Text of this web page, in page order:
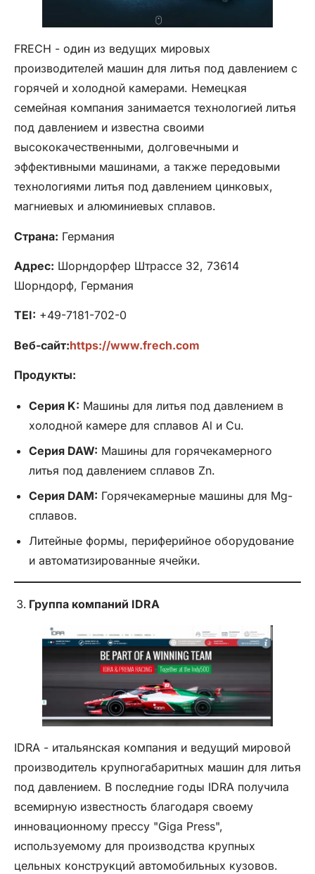
FRECH - один из ведущих мировых
производителей машин для литья под давлением с
горячей и холодной камерами. Немецкая
семейная компания занимается технологией литья
под давлением и известна своими
высококачественными, долговечными и
эффективными машинами, а также передовыми
технологиями литья под давлением цинковых,
магниевых и алюминиевых сплавов.
Страна: Германия
Адрес: Шорндорфер Штрассе 32, 73614
Шорндорф, Германия
TEI: +49-7181-702-0
Веб-сайт:https://www.frech.com
Продукты:
Серия K: Машины для литья под давлением в
холодной камере для сплавов Al и Cu.
Серия DAW: Машины для горячекамерного
литья под давлением сплавов Zn.
Серия DAM: Горячекамерные машины для Mg-
сплавов.
Литейные формы, периферийное оборудование
и автоматизированные ячейки.
Группа компаний IDRA
IDRA - итальянская компания и ведущий мировой
производитель крупногабаритных машин для литья
под давлением. В последние годы IDRA получила
всемирную известность благодаря своему
инновационному прессу "Giga Press",
используемому для производства крупных
цельных конструкций автомобильных кузовов.